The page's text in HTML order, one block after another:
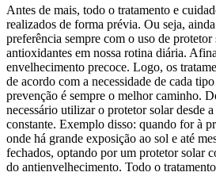
Antes de mais, todo o tratamento e
realizados de forma prévia. Ou seja,
preferência sempre com o uso de protetor
antioxidantes em nossa rotina diária.
envelhecimento precoce. Logo, os
de acordo com a necessidade de cada
prevenção é sempre o melhor caminho.
necessário utilizar o protetor solar desde
constante. Exemplo disso: quando for à
onde há grande exposição ao sol e até
fechados, optando por um protetor solar
do antienvelhecimento. Todo o